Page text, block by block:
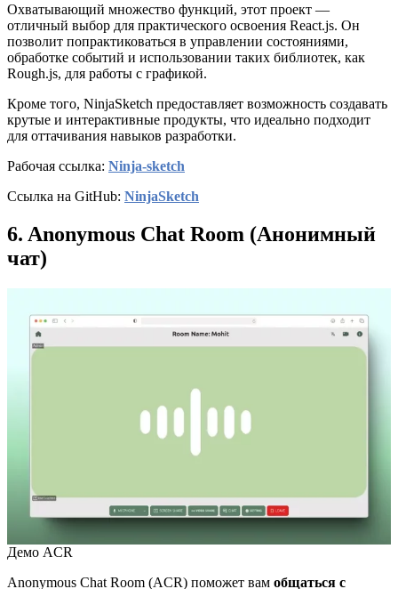
Охватывающий множество функций, этот проект —
отличный выбор для практического освоения React.js. Он
позволит попрактиковаться в управлении состояниями,
обработке событий и использовании таких библиотек, как
Rough.js, для работы с графикой.
Кроме того, NinjaSketch предоставляет возможность создавать
крутые и интерактивные продукты, что идеально подходит
для оттачивания навыков разработки.
Рабочая ссылка: Ninja-sketch
Ссылка на GitHub: NinjaSketch
6. Anonymous Chat Room (Анонимный
чат)
Демо ACR
Anonymous Chat Room (ACR) поможет вам общаться с